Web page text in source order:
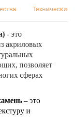
Технические
- это
акриловых
позволяет
сферах
– это
и